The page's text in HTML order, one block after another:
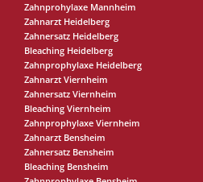
Zahnprohylaxe Mannheim
Zahnarzt Heidelberg
Zahnersatz Heidelberg
Bleaching Heidelberg
Zahnprophylaxe Heidelberg
Zahnarzt Viernheim
Zahnersatz Viernheim
Bleaching Viernheim
Zahnprophylaxe Viernheim
Zahnarzt Bensheim
Zahnersatz Bensheim
Bleaching Bensheim